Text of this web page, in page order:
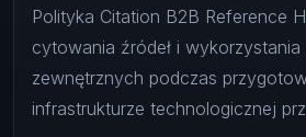
Polityka Citation B2B Reference
cytowania źródeł i wykorzystania
zewnętrznych podczas
infrastrukturze technologicznej